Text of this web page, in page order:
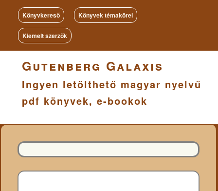
Könyvkereső Könyvek témakörei
Kiemelt szerzők
Gutenberg Galaxis
Ingyen letölthető magyar nyelvű
pdf könyvek, e-bookok